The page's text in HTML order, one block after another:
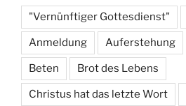
"Vernünftiger Gottesdienst"
Anmeldung Auferstehung
Beten Brot des Lebens
Christus hat das letzte Wort